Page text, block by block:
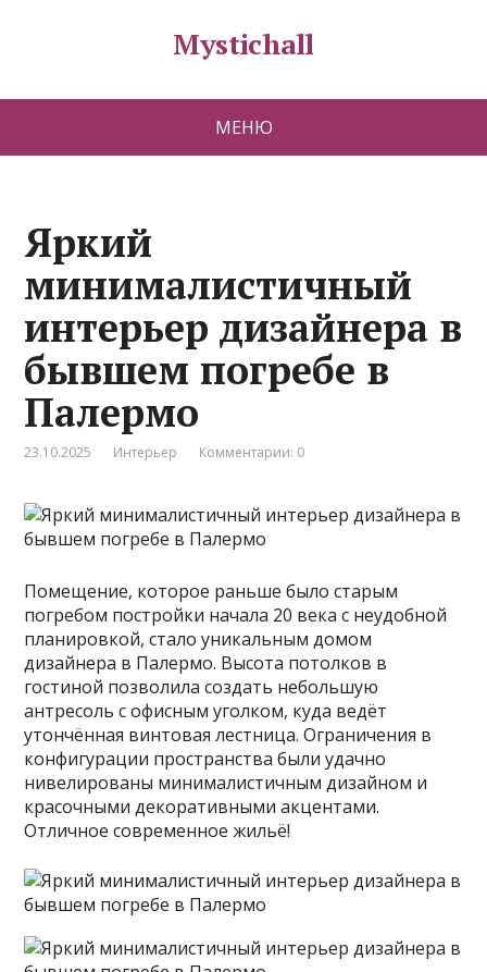
Mystichall
МЕНЮ
Яркий
минималистичный
интерьер дизайнера в
бывшем погребе в
Палермо
23.10.2025 Интерьер Комментарии: 0
Помещение, которое раньше было старым
погребом постройки начала 20 века с неудобной
планировкой, стало уникальным домом
дизайнера в Палермо. Высота потолков в
гостиной позволила создать небольшую
антресоль с офисным уголком, куда ведёт
утончённая винтовая лестница.Ограничения в
конфигурации пространства были удачно
нивелированы минималистичным дизайном и
красочными декоративными акцентами.
Отличное современное жильё!